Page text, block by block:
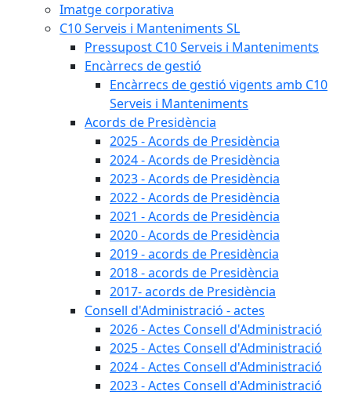
Imatge corporativa
C10 Serveis i Manteniments SL
Pressupost C10 Serveis i Manteniments
Encàrrecs de gestió
Encàrrecs de gestió vigents amb C10
Serveis i Manteniments
Acords de Presidència
2025 - Acords de Presidència
2024 - Acords de Presidència
2023 - Acords de Presidència
2022 - Acords de Presidència
2021 - Acords de Presidència
2020 - Acords de Presidència
2019 - acords de Presidència
2018 - acords de Presidència
2017- acords de Presidència
Consell d'Administració - actes
2026 - Actes Consell d'Administració
2025 - Actes Consell d'Administració
2024 - Actes Consell d'Administració
2023 - Actes Consell d'Administració